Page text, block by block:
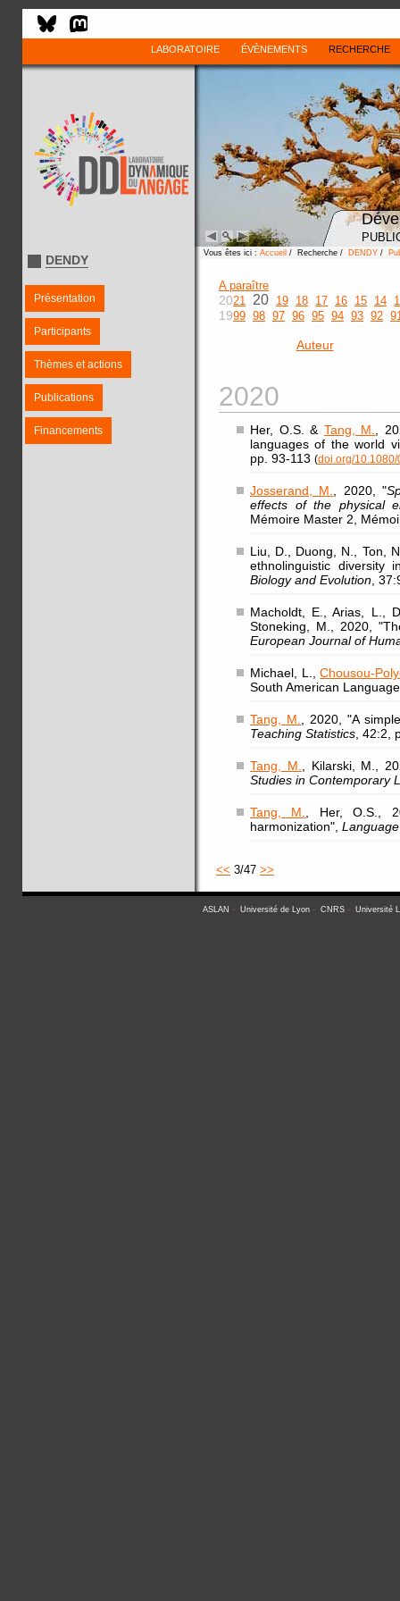
LABORATOIRE ÉVÈNEMENTS RECHERCHE
DENDY
Présentation
Participants
Thèmes et actions
Publications
Financements
Vous êtes ici : Accueil / Recherche / DENDY /
A paraître
2021 20 19 18 17 16 15 14
1999 98 97 96 95 94 93 92
Auteur
2020
Her, O.S. & Tang, M.
,
languages of the world
pp. 93-113 (doi.org/
Josserand, M. , 2020, "
effects of the physical
Mémoire Master 2,
Liu, D., Duong, N., Ton,
ethnolinguistic diversity
Biology and Evolution ,
Macholdt, E., Arias, L.,
Stoneking, M., 2020,
European Journal of
Michael, L.,Chousou-
South American
Tang, M.
, 2020, "A
Teaching Statistics , 42:2,
Tang, M.
, Kilarski, M.,
Studies in Contemporary
Tang, M.
, Her, O.S.,
harmonization",
<< 3/47 >>
ASLAN - Université de Lyon- CNRS- Université